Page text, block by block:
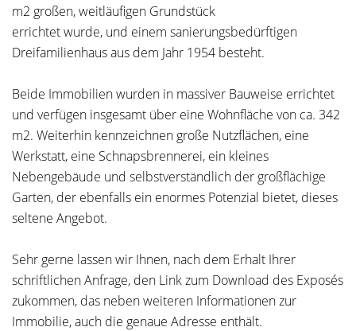
m2 großen, weitläufigen Grundstück
errichtet wurde, und einem sanierungsbedürftigen
Dreifamilienhaus aus dem Jahr 1954 besteht.
Beide Immobilien wurden in massiver Bauweise errichtet
und verfügen insgesamt über eine Wohnfläche von ca. 342
m2. Weiterhin kennzeichnen große Nutzflächen, eine
Werkstatt, eine Schnapsbrennerei, ein kleines
Nebengebäude und selbstverständlich der großflächige
Garten, der ebenfalls ein enormes Potenzial bietet, dieses
seltene Angebot.
Sehr gerne lassen wir Ihnen, nach dem Erhalt Ihrer
schriftlichen Anfrage, den Link zum Download des Exposés
zukommen, das neben weiteren Informationen zur
Immobilie, auch die genaue Adresse enthält.